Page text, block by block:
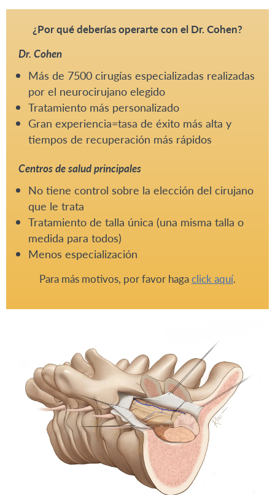
¿Por qué deberías operarte con el Dr. Cohen?
Dr. Cohen
Más de 7500 cirugías especializadas realizadas
por el neurocirujano elegido
Tratamiento más personalizado
Gran experiencia=tasa de éxito más alta y
tiempos de recuperación más rápidos
Centros de salud principales
No tiene control sobre la elección del cirujano
que le trata
Tratamiento de talla única (una misma talla o
medida para todos)
Menos especialización
Para más motivos, por favor hagaclick aquí.